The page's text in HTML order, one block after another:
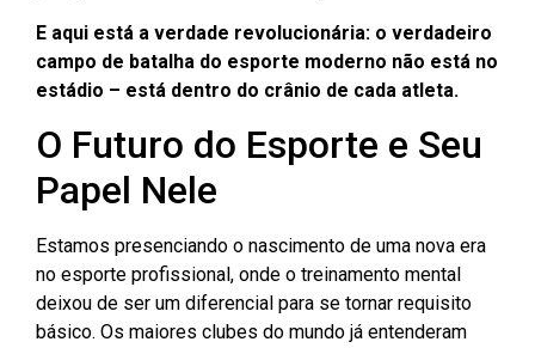
E aqui está a verdade revolucionária: o verdadeiro
campo de batalha do esporte moderno não está no
estádio – está dentro do crânio de cada atleta.
O Futuro do Esporte e Seu
Papel Nele
Estamos presenciando o nascimento de uma nova era
no esporte profissional, onde o treinamento mental
deixou de ser um diferencial para se tornar requisito
básico. Os maiores clubes do mundo já entenderam